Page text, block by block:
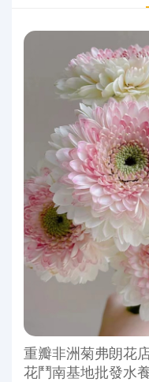
重瓣非洲菊弗朗花
花鬥南基地批發水